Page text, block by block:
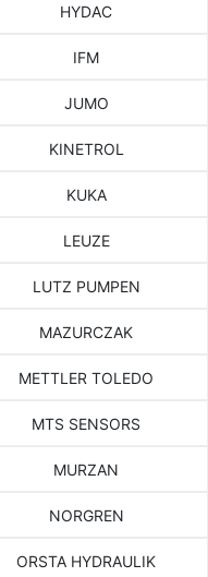
HYDAC
IFM
JUMO
KINETROL
KUKA
LEUZE
LUTZ PUMPEN
MAZURCZAK
METTLER TOLEDO
MTS SENSORS
MURZAN
NORGREN
ORSTA HYDRAULIK